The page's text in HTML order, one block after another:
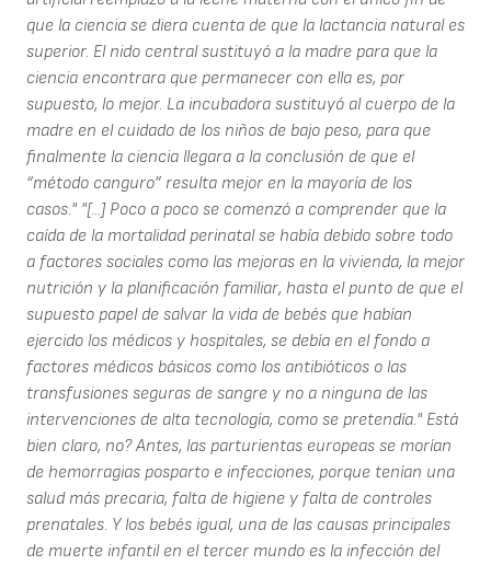
que la ciencia se diera cuenta de que la lactancia natural es
superior. El nido central sustituyó a la madre para que la
ciencia encontrara que permanecer con ella es, por
supuesto, lo mejor. La incubadora sustituyó al cuerpo de la
madre en el cuidado de los niños de bajo peso, para que
finalmente la ciencia llegara a la conclusión de que el
“método canguro” resulta mejor en la mayoría de los
casos." "[...] Poco a poco se comenzó a comprender que la
caída de la mortalidad perinatal se había debido sobre todo
a factores sociales como las mejoras en la vivienda, la mejor
nutrición y la planificación familiar, hasta el punto de que el
supuesto papel de salvar la vida de bebés que habían
ejercido los médicos y hospitales, se debía en el fondo a
factores médicos básicos como los antibióticos o las
transfusiones seguras de sangre y no a ninguna de las
intervenciones de alta tecnología, como se pretendía." Está
bien claro, no? Antes, las parturientas europeas se morían
de hemorragias posparto e infecciones, porque tenían una
salud más precaria, falta de higiene y falta de controles
prenatales. Y los bebés igual, una de las causas principales
de muerte infantil en el tercer mundo es la infección del